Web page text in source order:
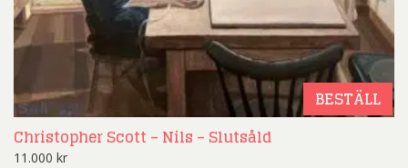
BESTÄLL
Christopher Scott – Nils – Slutsåld
11.000 kr